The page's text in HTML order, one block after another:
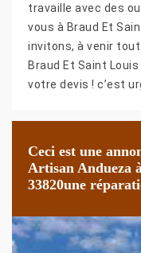
travaille avec des
vous à Braud Et
invitons, à venir
Braud Et Saint
votre devis ! c’est
Ceci est une
Artisan Andueza
33820une